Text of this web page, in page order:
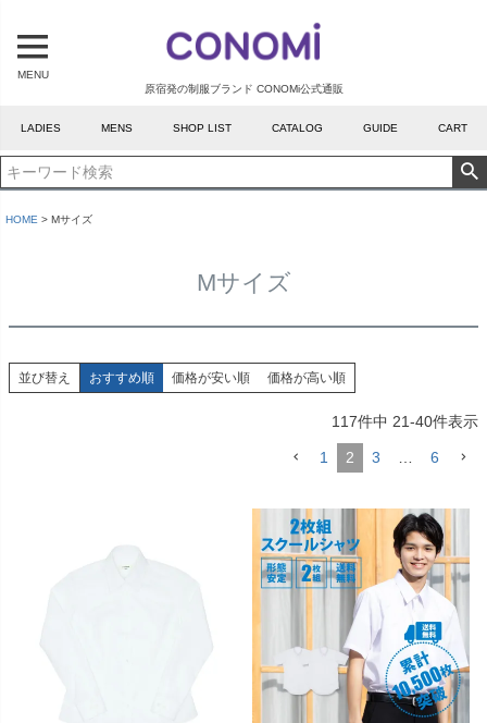
原宿発の制服ブランド CONOMi公式通販
MENU
LADIES MENS SHOP LIST CATALOG GUIDE CART
HOME Mサイズ
Mサイズ
並び替え おすすめ順 価格が安い順 価格が高い順
117件中 21-40件表示
1 2 3 … 6